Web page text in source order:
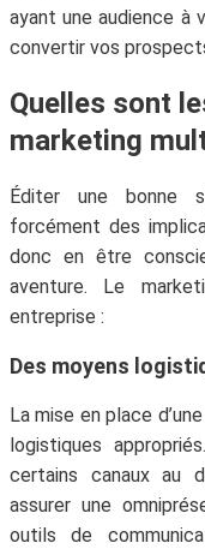
ayant une audience à
convertir vos
Quelles sont
marketing
Éditer une bonne
forcément des
donc en être
aventure. Le
entreprise :
Des moyens
La mise en place
logistiques
certains canaux au
assurer une
outils de